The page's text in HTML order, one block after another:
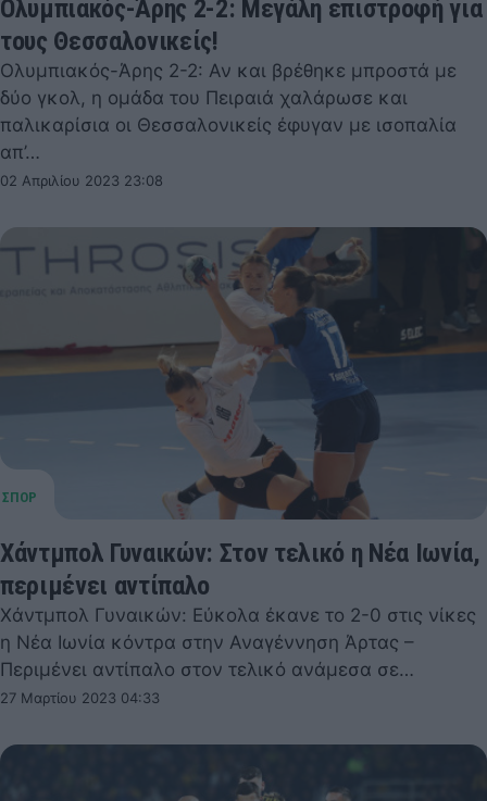
Ολυμπιακός-Άρης 2-2: Μεγάλη επιστροφή για
τους Θεσσαλονικείς!
Ολυμπιακός-Άρης 2-2: Αν και βρέθηκε μπροστά με
δύο γκολ, η ομάδα του Πειραιά χαλάρωσε και
παλικαρίσια οι Θεσσαλονικείς έφυγαν με ισοπαλία
απ’…
02 Απριλίου 2023 23:08
Χάντμπολ Γυναικών: Στον τελικό η Νέα Ιωνία,
περιμένει αντίπαλο
Χάντμπολ Γυναικών: Εύκολα έκανε το 2-0 στις νίκες
η Νέα Ιωνία κόντρα στην Αναγέννηση Άρτας –
Περιμένει αντίπαλο στον τελικό ανάμεσα σε…
27 Μαρτίου 2023 04:33